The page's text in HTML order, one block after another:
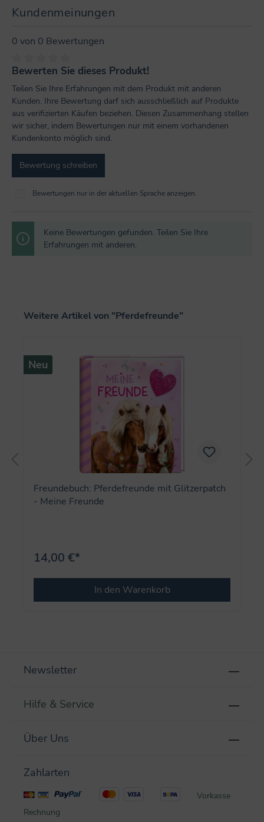
Kundenmeinungen
0 von 0 Bewertungen
Durchschnittliche Bewertung von 0 von 5 Sternen
Bewerten Sie dieses Produkt!
Teilen Sie Ihre Erfahrungen mit dem Produkt mit anderen
Kunden. Ihre Bewertung darf sich ausschließlich auf Produkte
aus verifizierten Käufen beziehen. Diesen Zusammenhang stellen
wir sicher, indem Bewertungen nur mit einem vorhandenen
Kundenkonto möglich sind.
Bewertung schreiben
Bewertungen nur in der aktuellen Sprache anzeigen.
Keine Bewertungen gefunden. Teilen Sie Ihre
Erfahrungen mit anderen.
Produktgalerie überspringen
Weitere Artikel von "Pferdefreunde"
Neu
Freundebuch: Pferdefreunde mit Glitzerpatch
- Meine Freunde
14,00 €*
In den Warenkorb
Newsletter
Hilfe & Service
Über Uns
Zahlarten
Vorkasse
Rechnung